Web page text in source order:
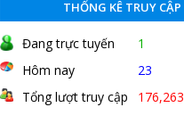
THỐNG KÊ TRUY CẬP
Đang trực tuyến
1
Hôm nay
23
Tổng lượt truy cập
176,263